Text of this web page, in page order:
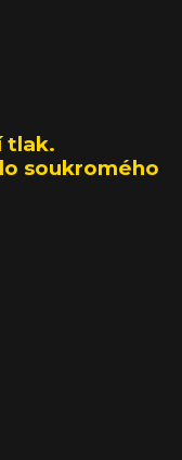
tlak.
soukromého